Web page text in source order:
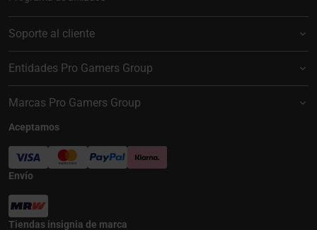
Soporte al cliente
Entidades Pro Gamers Group
Marcas Pro Gamers Group
Aceptamos
Envío
Tiendas insignia de marca